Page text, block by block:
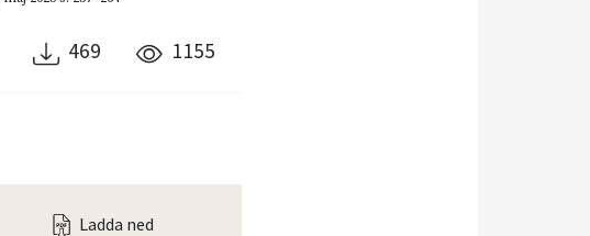
469 1155
Ladda ned